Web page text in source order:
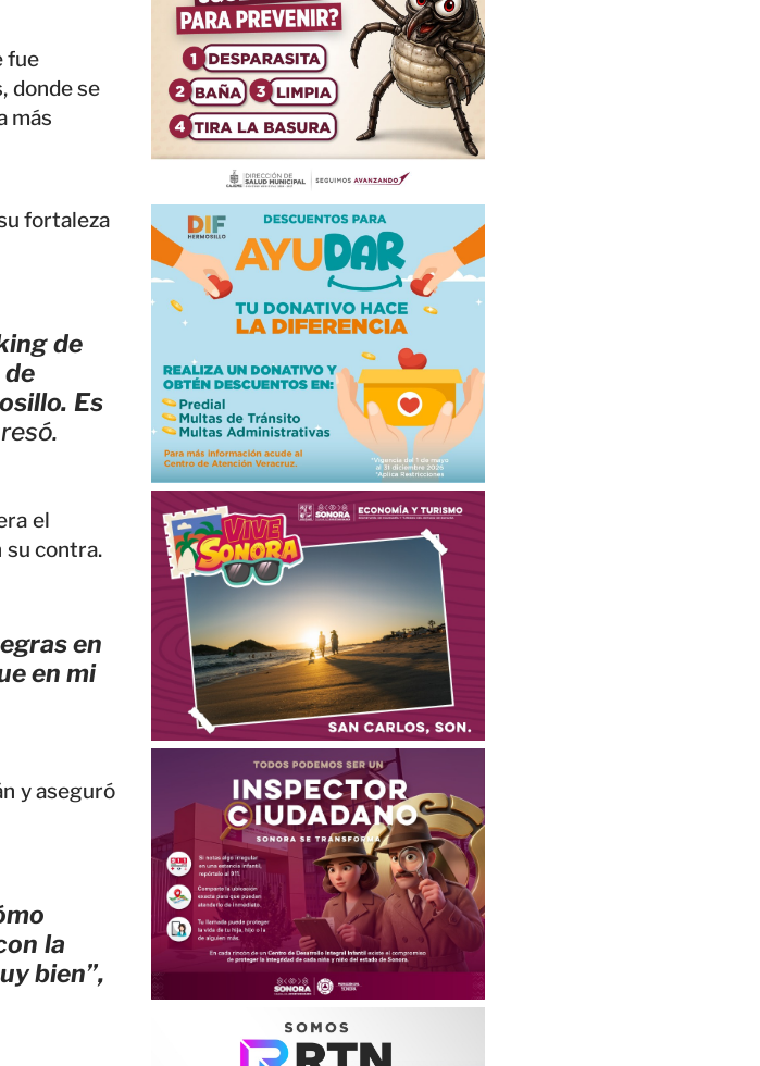
fue
donde se
más
fortaleza
de
Es
el
su contra.
en
en mi
y aseguró
la
bien”,